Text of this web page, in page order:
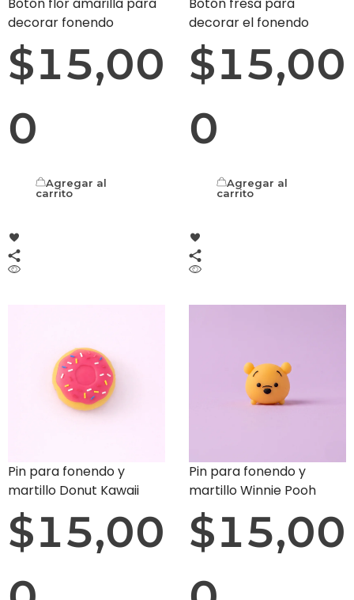
decorar fonendo
$15,00
0
Agregar al
carrito
decorar el fonendo
$15,00
0
Agregar al
carrito
Pin para fonendo y
martillo Donut Kawaii
$15,00
Pin para fonendo y
martillo Winnie Pooh
$15,00